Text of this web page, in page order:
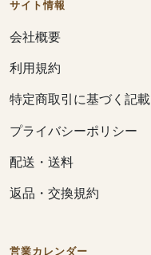
サイト情報
会社概要
利用規約
特定商取引に基づく記載
プライバシーポリシー
配送・送料
返品・交換規約
営業カレンダー